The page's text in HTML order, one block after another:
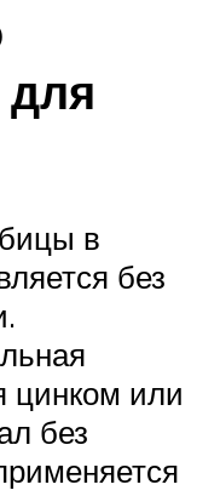
для
в
без
цинком или
без